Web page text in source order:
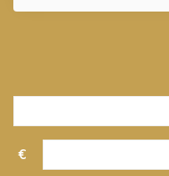
€